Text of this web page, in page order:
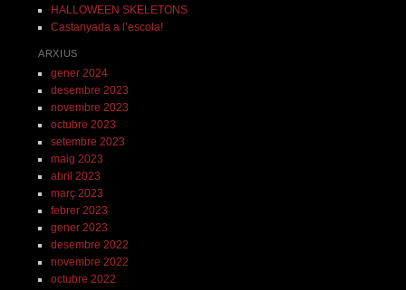
HALLOWEEN SKELETONS
Castanyada a l’escola!
ARXIUS
gener 2024
desembre 2023
novembre 2023
octubre 2023
setembre 2023
maig 2023
abril 2023
març 2023
febrer 2023
gener 2023
desembre 2022
novembre 2022
octubre 2022